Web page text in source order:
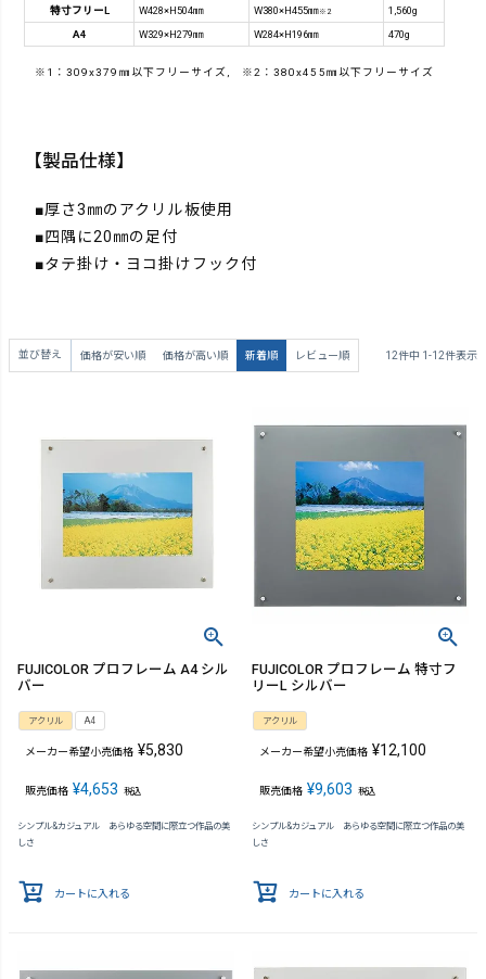
特寸フリーL
W428×H504㎜ W380×H455㎜※2
1,560g
A4
W329×H279㎜ W284×H196㎜ 470g
※1：309x379㎜以下フリーサイズ, ※2：380x455㎜以下フリーサイズ
【製品仕様】
■厚さ3㎜のアクリル板使用
■四隅に20㎜の足付
■タテ掛け・ヨコ掛けフック付
並び替え 価格が安い順 価格が高い順 新着順 レビュー順 12件中 1 -12件表示
FUJICOLOR プロフレーム A4 シル
バー
アクリル A4
メーカー希望小売価格 ¥5,830
販売価格 ¥4,653 税込
シンプル&カジュアル あらゆる空間に際立つ作品の美
しさ
カートに入れる
FUJICOLOR プロフレーム 特寸フ
リーL シルバー
アクリル
メーカー希望小売価格 ¥12,100
販売価格 ¥9,603 税込
シンプル&カジュアル あらゆる空間に際立つ作品の美
しさ
カートに入れる